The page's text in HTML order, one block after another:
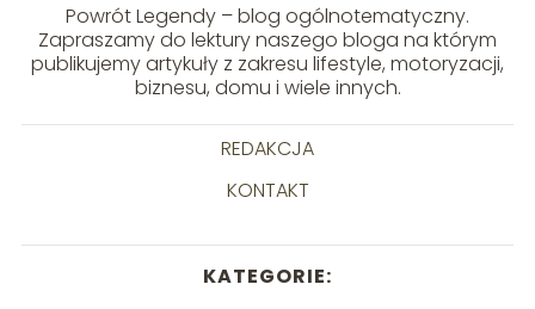
Powrót Legendy – blog ogólnotematyczny.
Zapraszamy do lektury naszego bloga na którym
publikujemy artykuły z zakresu lifestyle, motoryzacji,
biznesu, domu i wiele innych.
REDAKCJA
KONTAKT
KATEGORIE: